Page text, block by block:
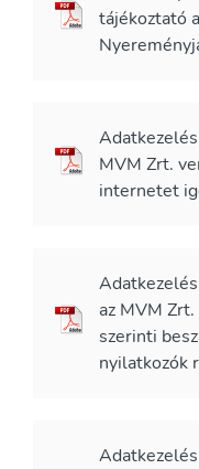
tájékoztató a
MVM Zrt.
internetet
az MVM
szerinti
nyilatkozók